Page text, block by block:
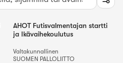
AHOT Futisvalmentajan startti
ja Ikävaihekoulutus
Valtakunnallinen
SUOMEN PALLOLIITTO